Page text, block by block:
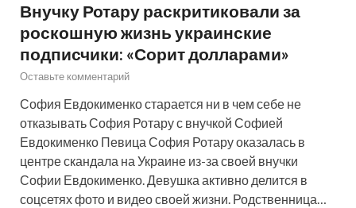
Внучку Ротару раскритиковали за
роскошную жизнь украинские
подписчики: «Сорит долларами»
Оставьте комментарий
София Евдокименко старается ни в чем себе не
отказывать София Ротару с внучкой Софией
Евдокименко Певица София Ротару оказалась в
центре скандала на Украине из-за своей внучки
Софии Евдокименко. Девушка активно делится в
соцсетях фото и видео своей жизни. Родственница…